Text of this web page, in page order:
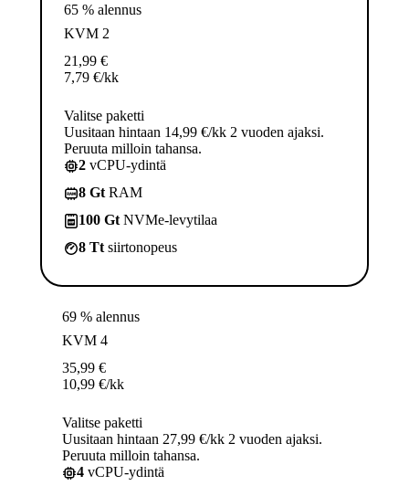
65 % alennus
KVM 2
21,99 €
7,79 €/kk
Valitse paketti
Uusitaan hintaan 14,99 €/kk 2 vuoden ajaksi.
Peruuta milloin tahansa.
2 vCPU-ydintä
8 Gt RAM
100 Gt NVMe-levytilaa
8 Tt siirtonopeus
69 % alennus
KVM 4
35,99 €
10,99 €/kk
Valitse paketti
Uusitaan hintaan 27,99 €/kk 2 vuoden ajaksi.
Peruuta milloin tahansa.
4 vCPU-ydintä